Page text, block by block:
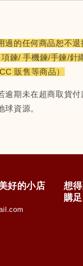
過的任何商品恕不退
項鍊/ 手機鍊/手鍊/
販售等商品）
逾期未在超商取貨
球資源。
好的小店
想
購足